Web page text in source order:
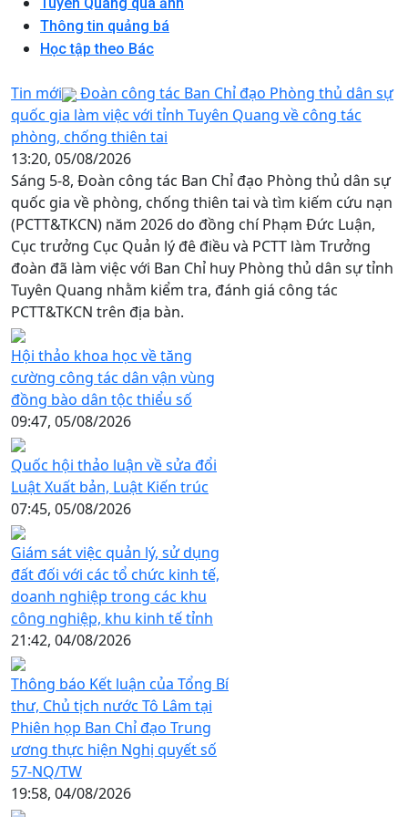
Thông tin quảng bá
Học tập theo Bác
Tin mới
Đoàn công tác Ban Chỉ đạo Phòng thủ dân sự
quốc gia làm việc với tỉnh Tuyên Quang về công tác
phòng, chống thiên tai
13:20, 05/08/2026
Sáng 5-8, Đoàn công tác Ban Chỉ đạo Phòng thủ dân sự
quốc gia về phòng, chống thiên tai và tìm kiếm cứu nạn
(PCTT&TKCN) năm 2026 do đồng chí Phạm Đức Luận,
Cục trưởng Cục Quản lý đê điều và PCTT làm Trưởng
đoàn đã làm việc với Ban Chỉ huy Phòng thủ dân sự tỉnh
Tuyên Quang nhằm kiểm tra, đánh giá công tác
PCTT&TKCN trên địa bàn.
Hội thảo khoa học về tăng
cường công tác dân vận vùng
đồng bào dân tộc thiểu số
09:47, 05/08/2026
Quốc hội thảo luận về sửa đổi
Luật Xuất bản, Luật Kiến trúc
07:45, 05/08/2026
Giám sát việc quản lý, sử dụng
đất đối với các tổ chức kinh tế,
doanh nghiệp trong các khu
công nghiệp, khu kinh tế tỉnh
21:42, 04/08/2026
Thông báo Kết luận của Tổng Bí
thư, Chủ tịch nước Tô Lâm tại
Phiên họp Ban Chỉ đạo Trung
ương thực hiện Nghị quyết số
57-NQ/TW
19:58, 04/08/2026